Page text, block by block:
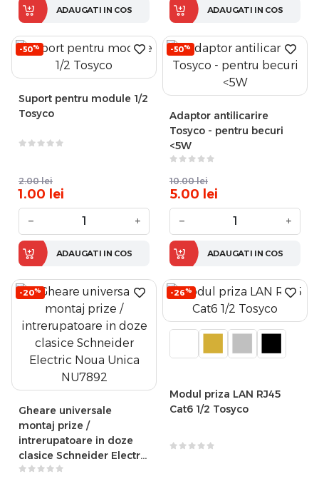
ADAUGATI IN COS ADAUGATI IN COS
-50%
Suport pentru module 1/2
Tosyco
2.00 lei
1.00 lei
− +
ADAUGATI IN COS
-50%
Adaptor antilicarire
Tosyco - pentru becuri
<5W
10.00 lei
5.00 lei
− +
ADAUGATI IN COS
-20%
Gheare universale
montaj prize /
intrerupatoare in doze
clasice Schneider Electric
Noua Unica NU7892
-26%
Modul priza LAN RJ45
Cat6 1/2 Tosyco